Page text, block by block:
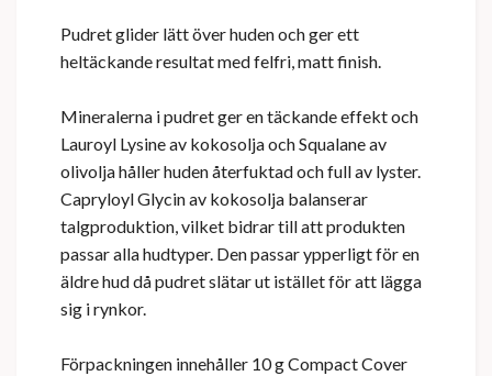
Pudret glider lätt över huden och ger ett
heltäckande resultat med felfri, matt finish.
Mineralerna i pudret ger en täckande effekt och
Lauroyl Lysine av kokosolja och Squalane av
olivolja håller huden återfuktad och full av lyster.
Capryloyl Glycin av kokosolja balanserar
talgproduktion, vilket bidrar till att produkten
passar alla hudtyper. Den passar ypperligt för en
äldre hud då pudret slätar ut istället för att lägga
sig i rynkor.
Förpackningen innehåller 10 g Compact Cover